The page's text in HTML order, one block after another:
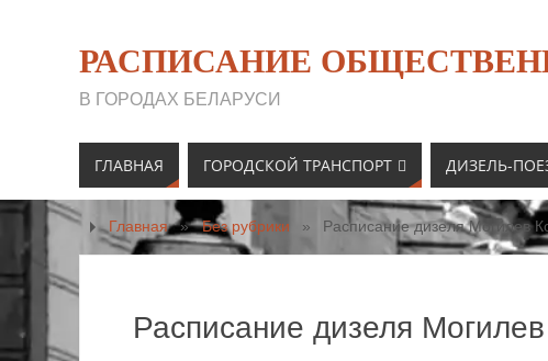
РАСПИСАНИЕ
В ГОРОДАХ БЕЛАРУСИ
ГЛАВНАЯ ГОРОДСКОЙ ТРАНСПОРТ ДИЗЕЛЬ-
Главная » Без рубрики » Расписание дизеля Могилев
Расписание дизеля